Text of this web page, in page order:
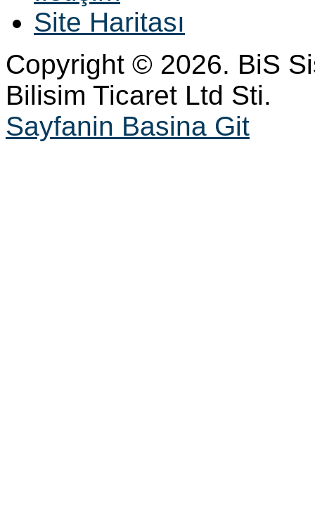
Site Haritası
Copyright © 2026. BiS
Bilisim Ticaret Ltd Sti.
Sayfanin Basina Git